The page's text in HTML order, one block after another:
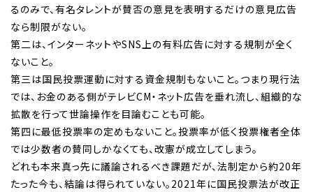
るのみで、有名タレントが賛否の意見を表明するだけの意見広告
なら制限がない。
第二は、インターネットやSNS上の有料広告に対する規制が全く
ないこと。
第三は国民投票運動に対する資金規制もないこと。つまり現行法
では、お金のある側がテレビCM・ネット広告を垂れ流し、組織的な
拡散を行って世論操作を目論むことも可能。
第四に最低投票率の定めもないこと。投票率が低く投票権者全体
では少数者の賛同しかなくても、改憲が成立してしまう。
どれも本来真っ先に議論されるべき課題だが、法制定から約20年
たった今も、結論は得られていない。2021年に国民投票法が改正